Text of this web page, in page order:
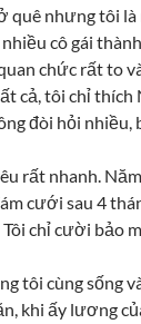
quê nhưng tôi
cô gái
chức rất to
cả, tôi chỉ thích
đòi hỏi
rất nhanh.
cưới sau 4
chỉ cười bảo
tôi cùng sống
khi ấy lương